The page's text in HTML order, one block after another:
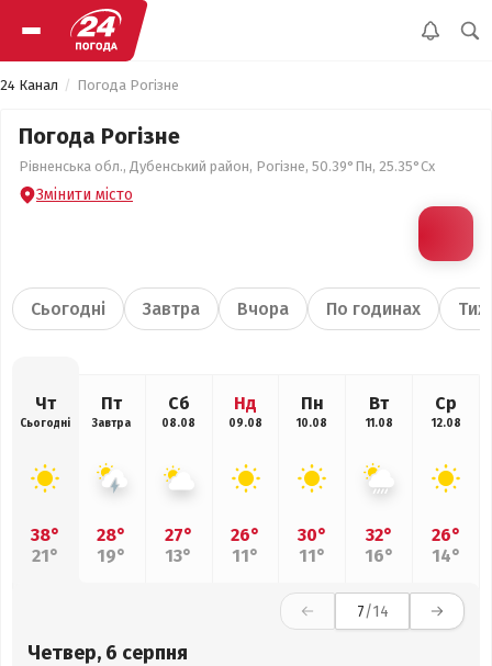
24 Канал Погода Рогізне
Погода Рогізне
Рівненська обл., Дубенський район, Рогізне, 50.39°Пн, 25.35°Сх
Змінити місто
Сьогодні Завтра Вчора По годинах
Чт
Сьогодні
38°
21°
Пт
Завтра
28°
19°
Сб
08.08
27°
13°
Нд
09.08
26°
11°
Пн
10.08
30°
11°
Вт
11.08
32°
16°
Ср
12.08
26°
14°
7/14
Четвер, 6 серпня